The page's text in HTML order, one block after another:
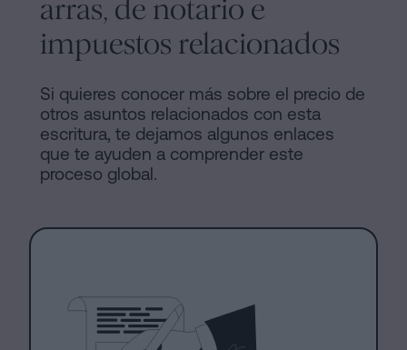
arras, de notario e
impuestos relacionados
Si quieres conocer más sobre el precio de
otros asuntos relacionados con esta
escritura, te dejamos algunos enlaces
que te ayuden a comprender este
proceso global.